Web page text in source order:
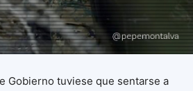
Gobierno tuviese que sentarse a